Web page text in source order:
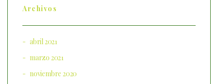
Archivos
abril 2021
marzo 2021
noviembre 2020